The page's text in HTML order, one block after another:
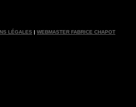
LÉGALES |WEBMASTER FABRICE CHAPOT